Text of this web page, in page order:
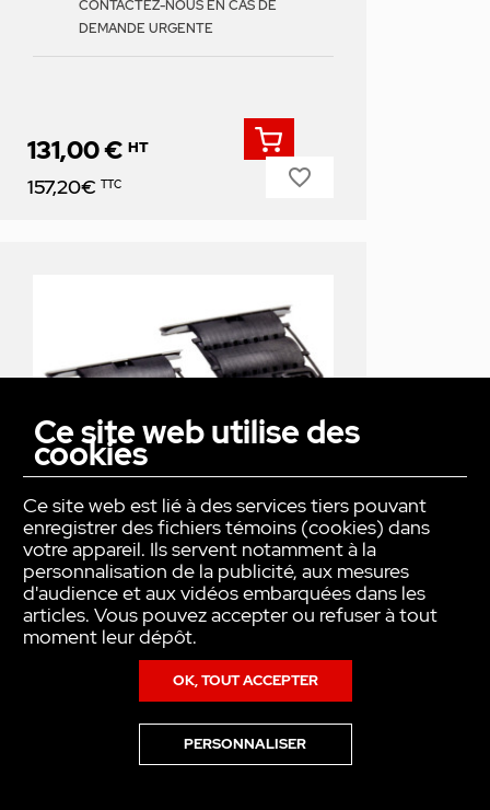
CONTACTEZ-NOUS EN CAS DE
DEMANDE URGENTE
Prix
131,00 € HT
157,20€ TTC favorite_border
LOT DE 2 VERROUS OCTOCLICK
VOTRE PRODUIT SERA LIVRÉ :
SOUS 3 SEMAINES
CONTACTEZ-NOUS EN CAS DE
DEMANDE URGENTE
Ce site web utilise des
cookies
Ce site web est lié à des services tiers pouvant
enregistrer des fichiers témoins (cookies) dans
votre appareil. Ils servent notamment à la
personnalisation de la publicité, aux mesures
d'audience et aux vidéos embarquées dans les
articles. Vous pouvez accepter ou refuser à tout
moment leur dépôt.
OK, TOUT ACCEPTER
PERSONNALISER